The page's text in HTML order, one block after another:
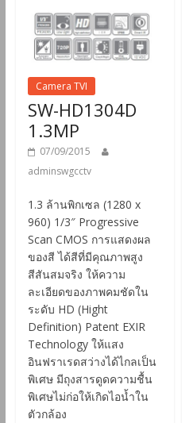
Camera TVI
SW-HD1304D
1.3MP
07/09/2015
adminswgcctv
1.3 ล้านพิกเซล (1280 x
960) 1/3″ Progressive
Scan CMOS การแสดงผล
ของสี ได้สีที่มีคุณภาพสูง
สีสันสมจริง ให้ความ
ละเอียดของภาพคมชัดใน
ระดับ HD (Hight
Definition) Patent EXIR
Technology ให้แสง
อินฟราเรดสว่างได้ไกลเป็น
พิเศษ มีถุงสารดูดความชื้น
พิเศษไม่ก่อให้เกิดไอน้ำใน
ตัวกล้อง